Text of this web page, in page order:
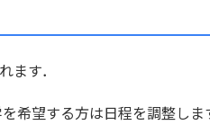
す．
希望する方は日程を調整し